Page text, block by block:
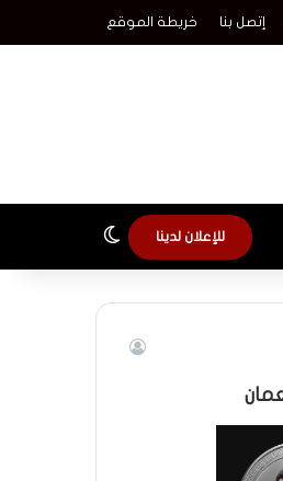
إتصل بنا خريطة الموقع
للإعلان لدينا الوضع المظلم